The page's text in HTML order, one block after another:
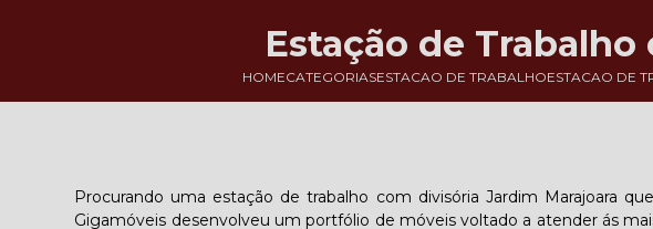
HOMECATEGORIASESTACAO DE TRABALHOESTACAO DE
Estação de
Procurando uma estação de trabalho com divisória Jardim Marajoara
Gigamóveis desenvolveu um portfólio de móveis voltado a atender ás